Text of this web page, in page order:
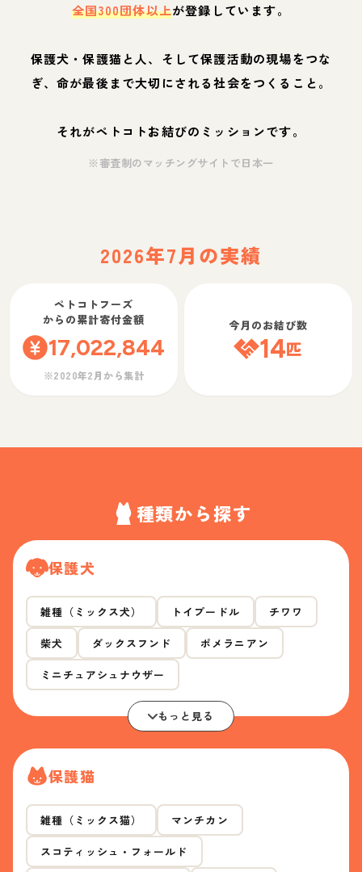
全国300団体以上が登録しています。
保護犬・保護猫と人、そして保護活動の現場をつな
ぎ、命が最後まで大切にされる社会をつくること。
それがペトコトお結びのミッションです。
※審査制のマッチングサイトで日本一
2026年7月の実績
ペトコトフーズ
からの累計寄付金額
17,022,844
※2020年2月から集計
今月のお結び数
14匹
種類から探す
保護犬
雑種（ミックス犬） トイプードル チワワ
柴犬 ダックスフンド ポメラニアン
ミニチュアシュナウザー
もっと見る
保護猫
雑種（ミックス猫） マンチカン
スコティッシュ・フォールド